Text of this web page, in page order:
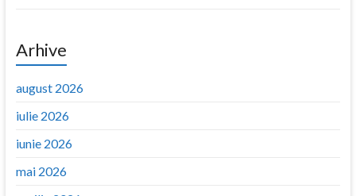
Arhive
august 2026
iulie 2026
iunie 2026
mai 2026